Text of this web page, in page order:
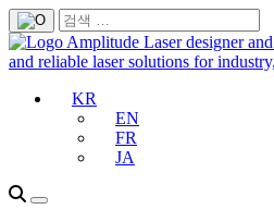
KR
EN
FR
JA